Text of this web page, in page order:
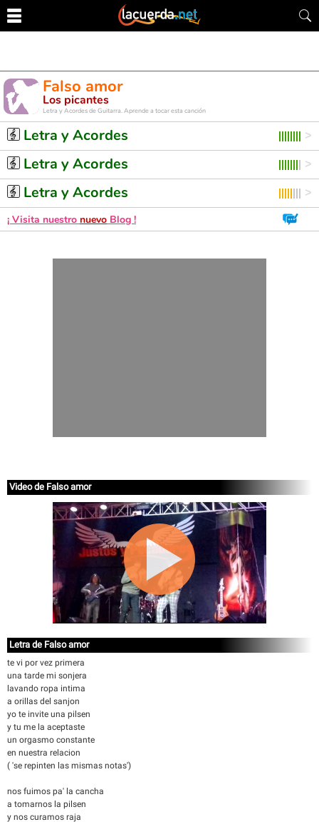
Falso amor
Los picantes
Letra y Acordes de Guitarra. Aprende a tocar esta canción
Letra y Acordes
Letra y Acordes
Letra y Acordes
¡ Visita nuestro nuevo Blog !
Video de Falso amor
Letra de Falso amor
te vi por vez primera
una tarde mi sonjera
lavando ropa intima
a orillas del sanjon
yo te invite una pilsen
y tu me la aceptaste
un orgasmo constante
en nuestra relacion
( 'se repinten las mismas notas')
nos fuimos pa' la cancha
a tomarnos la pilsen
y nos curamos raja